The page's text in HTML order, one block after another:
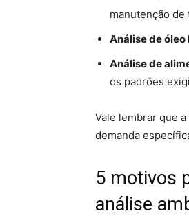
manutenção
Análise de
Análise de
os padrões
Vale lembrar que
demanda
5 motivos
análise